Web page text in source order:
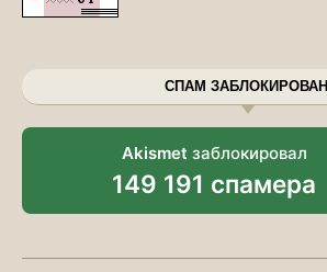
СПАМ ЗАБЛОКИРОВАН
Akismet заблокировал
149 191 спамера